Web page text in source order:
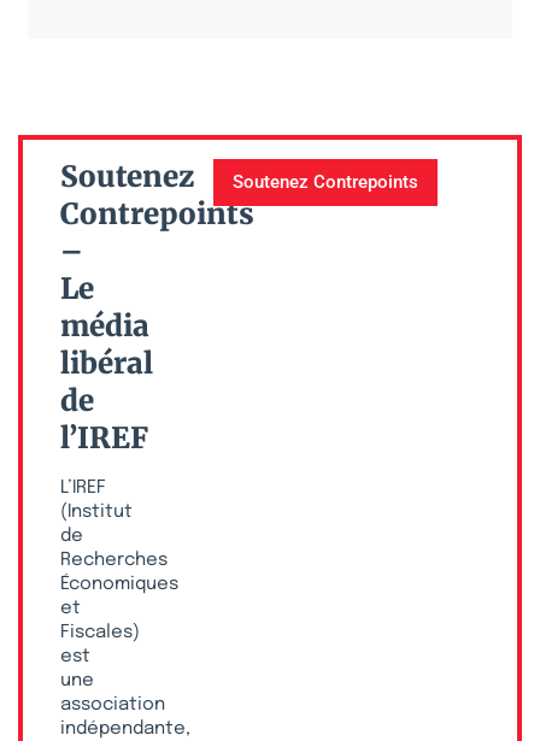
Soutenez
Contrepoints
–
Le
média
libéral
de
l’IREF
L’IREF
(Institut
de
Recherches
Économiques
et
Fiscales)
est
une
association
indépendante,
Soutenez Contrepoints